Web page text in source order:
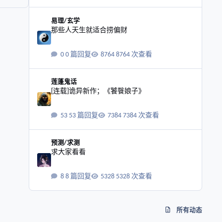
易理/玄学
那些人天生就适合捞偏财
0 篇回复 8764 次查看
莲蓬鬼话
[连载]诡异新作；《饕餮娘子》
53 篇回复 7384 次查看
预测/求测
求大家看看
8 篇回复 5328 次查看
所有动态